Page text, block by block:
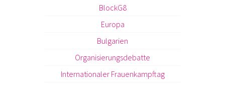
BlockG8
Europa
Bulgarien
Organisierungsdebatte
Internationaler Frauenkampftag